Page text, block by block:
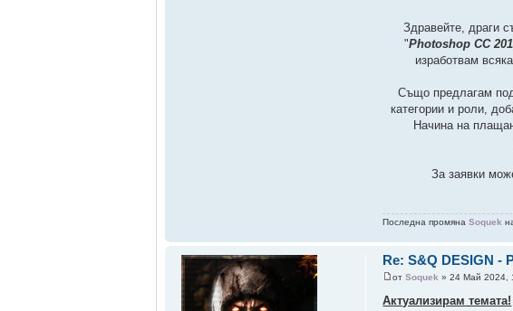
Здравейте, драги
"Photoshop CC
изработвам
Също предлагам
категории и роли,
Начина на
За заявки
Последна промянаSoquek
Re: S&Q DESIGN -
отSoquek » 24 Май 2024,
Актуализирам темата!